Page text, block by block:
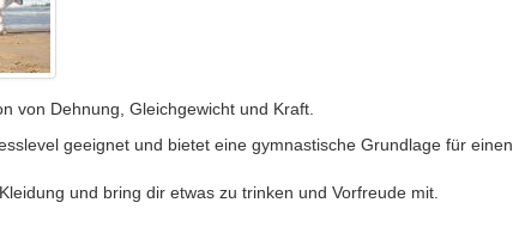
von Dehnung, Gleichgewicht und Kraft.
geeignet und bietet eine gymnastische Grundlage für einen
und bring dir etwas zu trinken und Vorfreude mit.